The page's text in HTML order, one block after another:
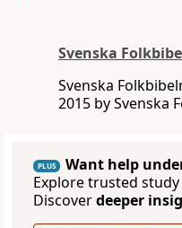
Svenska
Svenska
2015 by Svenska
PLUS
Want help
Explore trusted
Discoverdeeper